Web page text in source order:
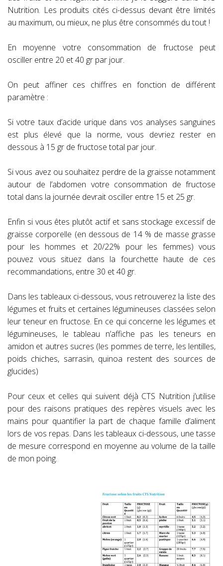
Nutrition. Les produits cités ci-dessus devant être limités
au maximum, ou mieux, ne plus être consommés du tout !
En moyenne votre consommation de fructose peut
osciller entre 20 et 40 gr par jour.
On peut affiner ces chiffres en fonction de différent
paramètre :
Si votre taux d’acide urique dans vos analyses sanguines
est plus élevé que la norme, vous devriez rester en
dessous à 15 gr de fructose total par jour.
Si vous avez ou souhaitez perdre de la graisse notamment
autour de l’abdomen votre consommation de fructose
total dans la journée devrait osciller entre 15 et 25 gr.
Enfin si vous êtes plutôt actif et sans stockage excessif de
graisse corporelle (en dessous de 14 % de masse grasse
pour les hommes et 20/22% pour les femmes) vous
pouvez vous situez dans la fourchette haute de ces
recommandations, entre 30 et 40 gr.
Dans les tableaux ci-dessous, vous retrouverez la liste des
légumes et fruits et certaines légumineuses classées selon
leur teneur en fructose. En ce qui concerne les légumes et
légumineuses, le tableau n’affiche pas les teneurs en
amidon et autres sucres (les pommes de terre, les lentilles,
poids chiches, sarrasin, quinoa restent des sources de
glucides)
Pour ceux et celles qui suivent déjà CTS Nutrition j’utilise
pour des raisons pratiques des repères visuels avec les
mains pour quantifier la part de chaque famille d’aliment
lors de vos repas. Dans les tableaux ci-dessous, une tasse
de mesure correspond en moyenne au volume de la taille
de mon poing.